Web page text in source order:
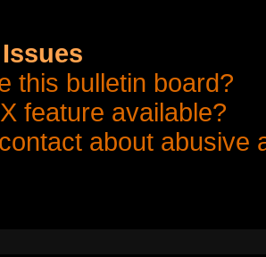
this bulletin board?
feature available?
about abusive